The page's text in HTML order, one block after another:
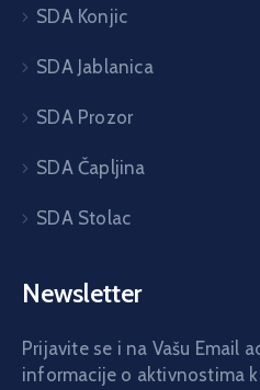
SDA Konjic
SDA Jablanica
SDA Prozor
SDA Čapljina
SDA Stolac
Newsletter
Prijavite se i na Vašu Email
informacije o aktivnostima